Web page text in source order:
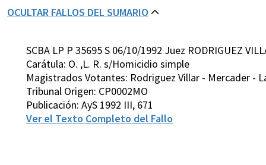
OCULTAR FALLOS DEL SUMARIO
SCBA LP P 35695 S 06/10/1992 Juez RODRIGUEZ
Carátula: O. ,L. R. s/Homicidio simple
Magistrados Votantes: Rodriguez Villar - Mercader -
Tribunal Origen: CP0002MO
Publicación: AyS 1992 III, 671
Ver el Texto Completo del Fallo